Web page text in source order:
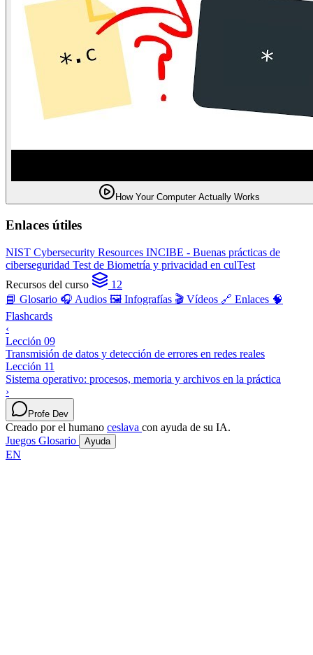
How Your Computer Actually Works
Enlaces útiles
NIST Cybersecurity Resources INCIBE - Buenas prácticas de
ciberseguridad Test de Biometría y privacidad en culTest
Recursos del curso
12
📘 Glosario 🎧 Audios 🖼️ Infografías 🎬 Vídeos 🔗 Enlaces 🧠
Flashcards
‹
Lección 09
Transmisión de datos y detección de errores en redes reales
Lección 11
Sistema operativo: procesos, memoria y archivos en la práctica
›
Profe Dev
Creado por el humano ceslava con ayuda de su IA.
Juegos Glosario Ayuda
EN